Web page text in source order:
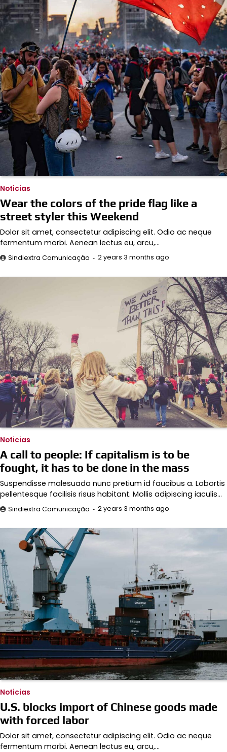
Noticias
Wear the colors of the pride flag like a
street styler this Weekend
Dolor sit amet, consectetur adipiscing elit. Odio ac neque
fermentum morbi. Aenean lectus eu, arcu,…
Sindiextra Comunicação 2 years 3 months ago
Noticias
A call to people: If capitalism is to be
fought, it has to be done in the mass
Suspendisse malesuada nunc pretium id faucibus a. Lobortis
pellentesque facilisis risus habitant. Mollis adipiscing iaculis…
Sindiextra Comunicação 2 years 3 months ago
Noticias
U.S. blocks import of Chinese goods made
with forced labor
Dolor sit amet, consectetur adipiscing elit. Odio ac neque
fermentum morbi. Aenean lectus eu, arcu,…